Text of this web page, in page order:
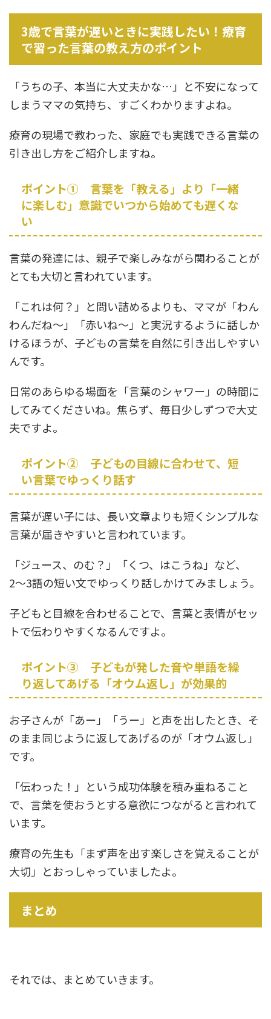
3歳で言葉が遅いときに実践したい！療育
で習った言葉の教え方のポイント
「うちの子、本当に大丈夫かな…」と不安になって
しまうママの気持ち、すごくわかりますよね。
療育の現場で教わった、家庭でも実践できる言葉の
引き出し方をご紹介しますね。
ポイント① 言葉を「教える」より「一緒
に楽しむ」意識でいつから始めても遅くな
い
言葉の発達には、親子で楽しみながら関わることが
とても大切と言われています。
「これは何？」と問い詰めるよりも、ママが「わん
わんだね〜」「赤いね〜」と実況するように話しか
けるほうが、子どもの言葉を自然に引き出しやすい
んです。
日常のあらゆる場面を「言葉のシャワー」の時間に
してみてくださいね。焦らず、毎日少しずつで大丈
夫ですよ。
ポイント② 子どもの目線に合わせて、短
い言葉でゆっくり話す
言葉が遅い子には、長い文章よりも短くシンプルな
言葉が届きやすいと言われています。
「ジュース、のむ？」「くつ、はこうね」など、
2〜3語の短い文でゆっくり話しかけてみましょう。
子どもと目線を合わせることで、言葉と表情がセッ
トで伝わりやすくなるんですよ。
ポイント③ 子どもが発した音や単語を繰
り返してあげる「オウム返し」が効果的
お子さんが「あー」「うー」と声を出したとき、そ
のまま同じように返してあげるのが「オウム返し」
です。
「伝わった！」という成功体験を積み重ねること
で、言葉を使おうとする意欲につながると言われて
います。
療育の先生も「まず声を出す楽しさを覚えることが
大切」とおっしゃっていましたよ。
まとめ
それでは、まとめていきます。